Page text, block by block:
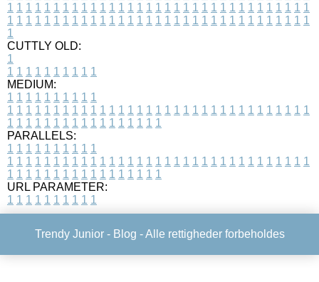
1 1 1 1 1 1 1 1 1 1 1 1 1 1 1 1 1 1 1 1 1 1 1 1 1 1 1 1 1 1 1 1 1
1 1 1 1 1 1 1 1 1 1 1 1 1 1 1 1 1 1 1 1 1 1 1 1 1 1 1 1 1 1 1 1 1
1
CUTTLY OLD:
1
1 1 1 1 1 1 1 1 1 1
MEDIUM:
1 1 1 1 1 1 1 1 1 1
1 1 1 1 1 1 1 1 1 1 1 1 1 1 1 1 1 1 1 1 1 1 1 1 1 1 1 1 1 1 1 1 1
1 1 1 1 1 1 1 1 1 1 1 1 1 1 1 1 1
PARALLELS:
1 1 1 1 1 1 1 1 1 1
1 1 1 1 1 1 1 1 1 1 1 1 1 1 1 1 1 1 1 1 1 1 1 1 1 1 1 1 1 1 1 1 1
1 1 1 1 1 1 1 1 1 1 1 1 1 1 1 1 1
URL PARAMETER:
1 1 1 1 1 1 1 1 1 1
Trendy Junior - Blog - Alle rettigheder forbeholdes